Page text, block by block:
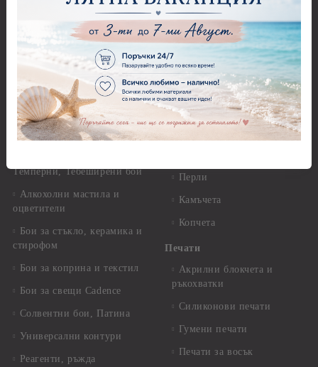
Акрилни бои - Artiste
Акрилна боя металик -
Акрилни бои металик -
Dora Cadence
Антични бои
Темперни, Тебеширени бои
Алкохолни мастила и
оцветители
Бои за стъкло, керамика и
стирофом
Бои за коприна и текстил
Бои за свещи Cadence
Солвентни бои, Патина
Универсални контури
Реагенти, ръжда
Панделки - с надпис
Дантели
Конци, ширити и други
Панделки и дантели -
Детски мотиви
Панделки и дантели -
Зимни и Коледни мотиви
Перли
Камъчета
Копчета
Печати
Акрилни блокчета и
ръкохватки
Силиконови печати
Гумени печати
Печати за восък